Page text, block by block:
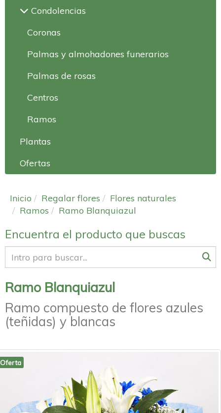
Condolencias
Coronas
Palmas y almohadones funerarios
Palmas de rosas
Centros
Ramos
Plantas
Ofertas
Inicio Regalar flores
Flores naturales
Ramos
Ramo Blanquiazul
Encuentra el producto que buscas
Ramo Blanquiazul
Ramo compuesto de flores azules
(teñidas) y blancas
Oferta